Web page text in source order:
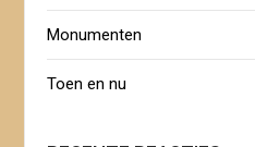
Monumenten
Toen en nu